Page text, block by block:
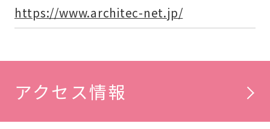
https://www.architec-net.jp/
アクセス情報